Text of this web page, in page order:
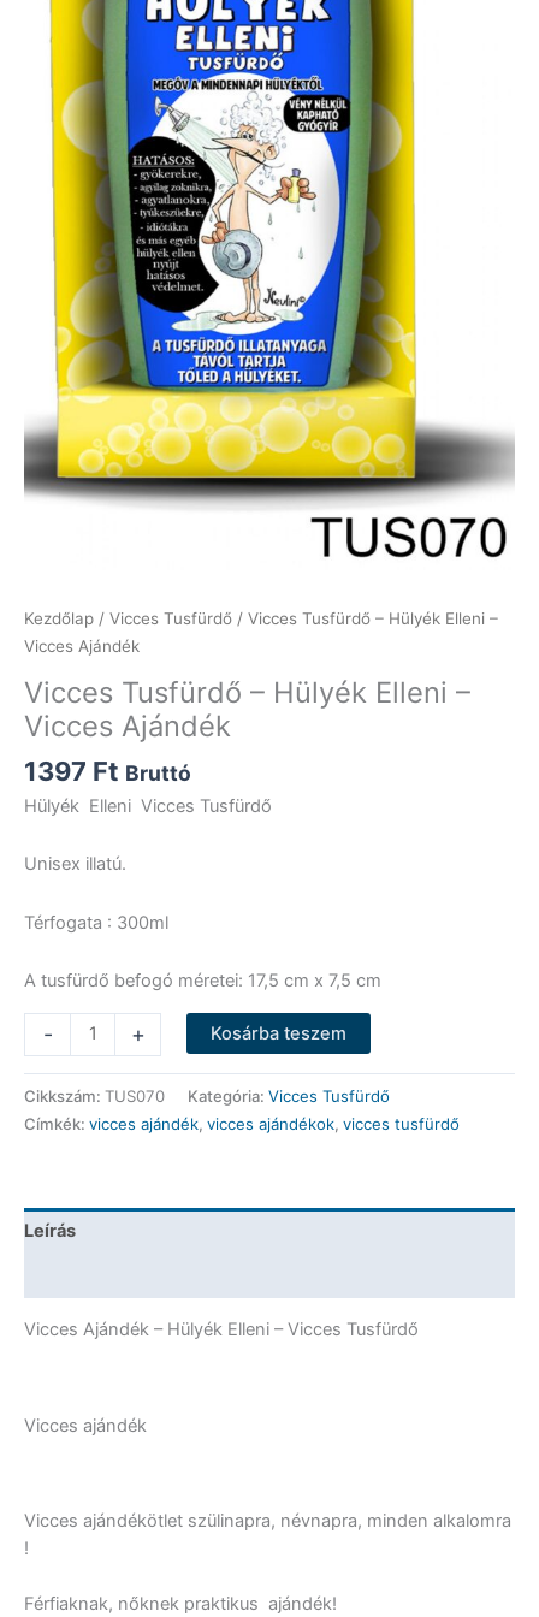
Kezdőlap / Vicces Tusfürdő / Vicces Tusfürdő – Hülyék Elleni –
Vicces Ajándék
Vicces Tusfürdő – Hülyék Elleni –
Vicces Ajándék
1397 Ft Bruttó
Hülyék Elleni Vicces Tusfürdő
Unisex illatú.
Térfogata : 300ml
A tusfürdő befogó méretei: 17,5 cm x 7,5 cm
-
Tusfürdő
-
Hülyék
Elleni
Ajándék
+ Kosárba teszem
Cikkszám: TUS070 Kategória: Vicces Tusfürdő
Címkék: vicces ajándék, vicces ajándékok, vicces tusfürdő
Leírás
Vicces Ajándék – Hülyék Elleni – Vicces Tusfürdő
Vicces ajándék
Vicces ajándékötlet szülinapra, névnapra, minden alkalomra
!
Férfiaknak, nőknek praktikus ajándék!